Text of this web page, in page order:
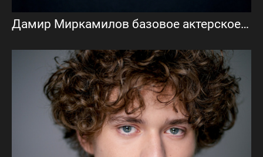
Дамир Миркамилов базовое актерское портфолио